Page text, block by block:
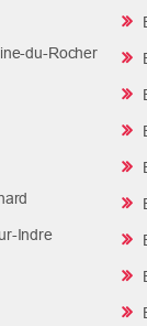
du-Rocher
Indre